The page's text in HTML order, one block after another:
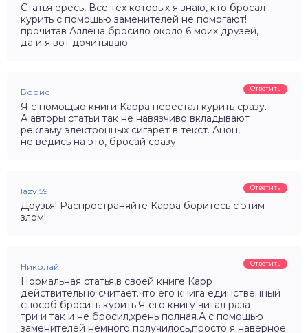
Статья ересь, Все тех которых я знаю, кто бросал
курить с помощью заменителей не помогают!
прочитав Аллена бросило около 6 моих друзей,
да и я вот дочитываю.
Борис Ответить
Я с помощью книги Карра перестал курить сразу.
А авторы статьи так не навязчиво вкладывают
рекламу электронных сигарет в текст. Анон,
не ведись на это, бросай сразу.
lazy 59 Ответить
Друзья! Распространяйте Карра боритесь с этим
злом!
Николай Ответить
Нормальная статья,в своей книге Карр
действительно считает.что его книга единственный
способ бросить курить.Я его книгу читал раза
три и так и не бросил,хрень полная.А с помощью
заменителей немного получилось,просто я наверное